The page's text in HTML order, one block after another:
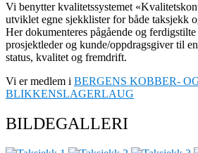
Vi benytter kvalitetssystemet
utviklet egne sjekklister for både taksjekk
Her dokumenteres pågående og
prosjektleder og kunde/oppdragsgiver til
status, kvalitet og fremdrift.
Vi er medlem i BERGENS KOBBER-
BLIKKENSLAGERLAUG
BILDEGALLERI